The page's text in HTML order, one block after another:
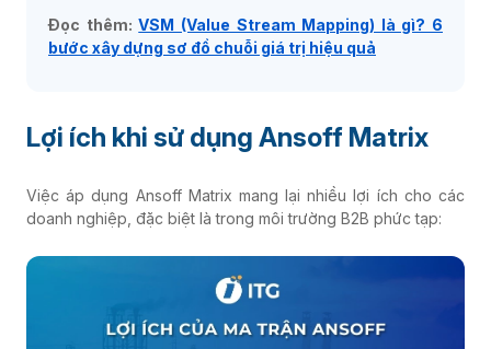
Đọc thêm:VSM (Value Stream Mapping) là gì? 6
bước xây dựng sơ đồ chuỗi giá trị hiệu quả
Lợi ích khi sử dụng Ansoff Matrix
Việc áp dụng Ansoff Matrix mang lại nhiều lợi ích cho các
doanh nghiệp, đặc biệt là trong môi trường B2B phức tạp: